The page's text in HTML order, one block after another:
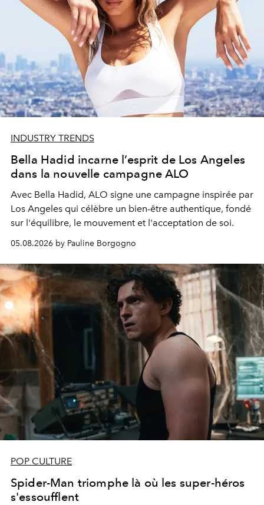
INDUSTRY TRENDS
Bella Hadid incarne l’esprit de Los Angeles
dans la nouvelle campagne ALO
Avec Bella Hadid, ALO signe une campagne inspirée par
Los Angeles qui célèbre un bien-être authentique, fondé
sur l'équilibre, le mouvement et l'acceptation de soi.
05.08.2026 by Pauline Borgogno
POP CULTURE
Spider-Man triomphe là où les super-héros
s'essoufflent